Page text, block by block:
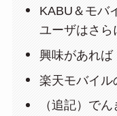
KABU＆モバ
ユーザはさら
興味があれば
楽天モバイル
（追記）で